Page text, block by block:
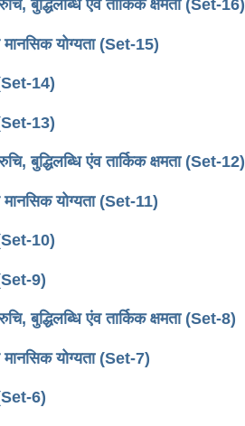
एंव तार्किक क्षमता (Set-16)
योग्यता (Set-15)
14)
13)
एंव तार्किक क्षमता (Set-12)
योग्यता (Set-11)
10)
9)
एंव तार्किक क्षमता (Set-8)
योग्यता (Set-7)
6)